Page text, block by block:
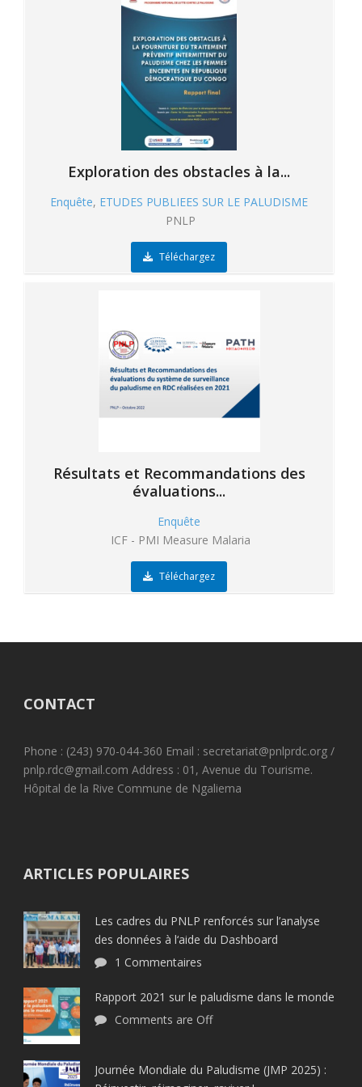
Exploration des obstacles à la...
Enquête, ETUDES PUBLIEES SUR LE PALUDISME
PNLP
Téléchargez
Résultats et Recommandations des
évaluations...
Enquête
ICF - PMI Measure Malaria
Téléchargez
CONTACT
Phone : (243) 970-044-360 Email : secretariat@pnlprdc.org /
pnlp.rdc@gmail.com Address : 01, Avenue du Tourisme.
Hôpital de la Rive Commune de Ngaliema
ARTICLES POPULAIRES
Les cadres du PNLP renforcés sur l’analyse
des données à l‘aide du Dashboard
1 Commentaires
Rapport 2021 sur le paludisme dans le monde
Comments are Off
Journée Mondiale du Paludisme (JMP 2025) :